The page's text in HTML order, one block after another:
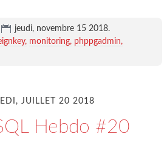
jeudi, novembre 15 2018.
monitoring phppgadmin
JUILLET 20 2018
Hebdo #20